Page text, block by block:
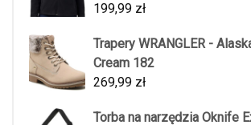
199,99 zł
Trapery WRANGLER -
Cream 182
269,99 zł
Torba na narzędzia Oknife